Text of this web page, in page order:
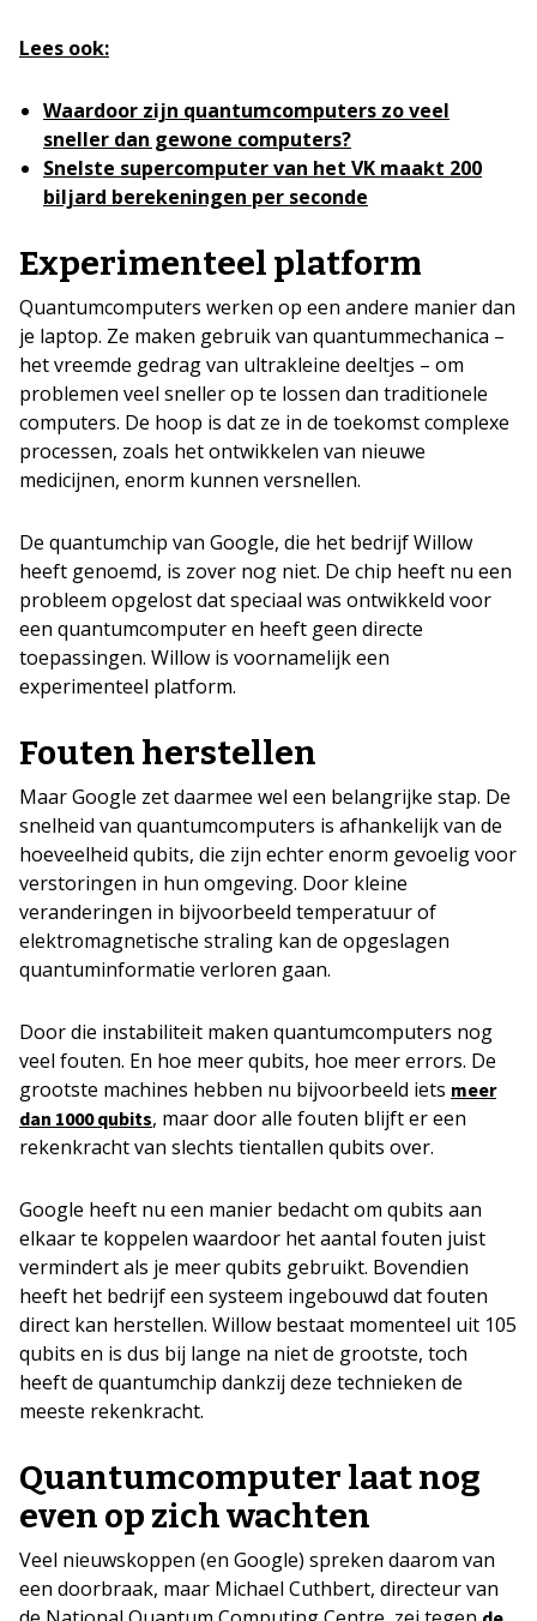
Lees ook:
Waardoor zijn quantumcomputers zo veel
sneller dan gewone computers?
Snelste supercomputer van het VK maakt 200
biljard berekeningen per seconde
Experimenteel platform
Quantumcomputers werken op een andere manier dan
je laptop. Ze maken gebruik van quantummechanica –
het vreemde gedrag van ultrakleine deeltjes – om
problemen veel sneller op te lossen dan traditionele
computers. De hoop is dat ze in de toekomst complexe
processen, zoals het ontwikkelen van nieuwe
medicijnen, enorm kunnen versnellen.
De quantumchip van Google, die het bedrijf Willow
heeft genoemd, is zover nog niet. De chip heeft nu een
probleem opgelost dat speciaal was ontwikkeld voor
een quantumcomputer en heeft geen directe
toepassingen. Willow is voornamelijk een
experimenteel platform.
Fouten herstellen
Maar Google zet daarmee wel een belangrijke stap. De
snelheid van quantumcomputers is afhankelijk van de
hoeveelheid qubits, die zijn echter enorm gevoelig voor
verstoringen in hun omgeving. Door kleine
veranderingen in bijvoorbeeld temperatuur of
elektromagnetische straling kan de opgeslagen
quantuminformatie verloren gaan.
Door die instabiliteit maken quantumcomputers nog
veel fouten. En hoe meer qubits, hoe meer errors. De
grootste machines hebben nu bijvoorbeeld iets meer
dan 1000 qubits, maar door alle fouten blijft er een
rekenkracht van slechts tientallen qubits over.
Google heeft nu een manier bedacht om qubits aan
elkaar te koppelen waardoor het aantal fouten juist
vermindert als je meer qubits gebruikt. Bovendien
heeft het bedrijf een systeem ingebouwd dat fouten
direct kan herstellen. Willow bestaat momenteel uit 105
qubits en is dus bij lange na niet de grootste, toch
heeft de quantumchip dankzij deze technieken de
meeste rekenkracht.
Quantumcomputer laat nog
even op zich wachten
Veel nieuwskoppen (en Google) spreken daarom van
een doorbraak, maar Michael Cuthbert, directeur van